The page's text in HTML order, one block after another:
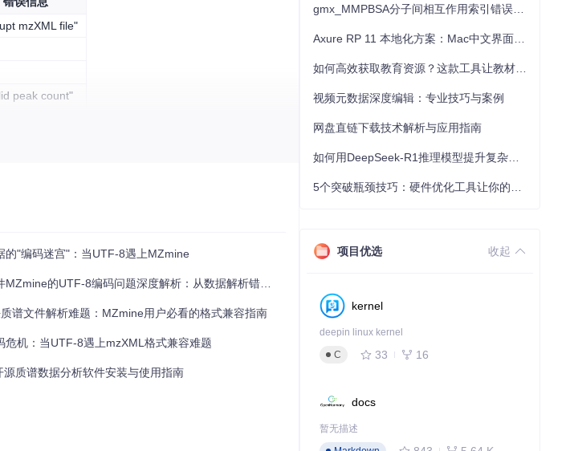
mzXML file"
peak count"
。
范：
的"编码迷宫"：当UTF-8遇上MZmine
的UTF-8编码问题深度解析：从数据解析错误到行业标准化
谱文件解析难题：MZmine用户必看的格式兼容指南
危机：当UTF-8遇上mzXML格式兼容难题
源质谱数据分析软件安装与使用指南
视频元数据深度编辑：专业技巧与案例
网盘直链下载技术解析与应用指南
项目优选 收起
kernel
deepin linux kernel
C
33 16
docs
暂无描述